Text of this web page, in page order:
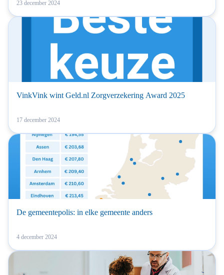
23 december 2024
VinkVink wint Geld.nl Zorgverzekering Award 2025
17 december 2024
De gemeentepolis: in elke gemeente anders
4 december 2024